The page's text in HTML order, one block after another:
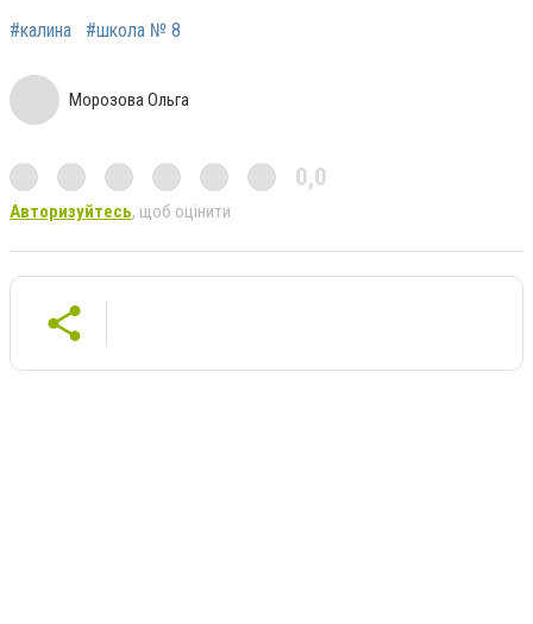
#калина #школа № 8
Морозова Ольга
0,0
Авторизуйтесь, щоб оцінити